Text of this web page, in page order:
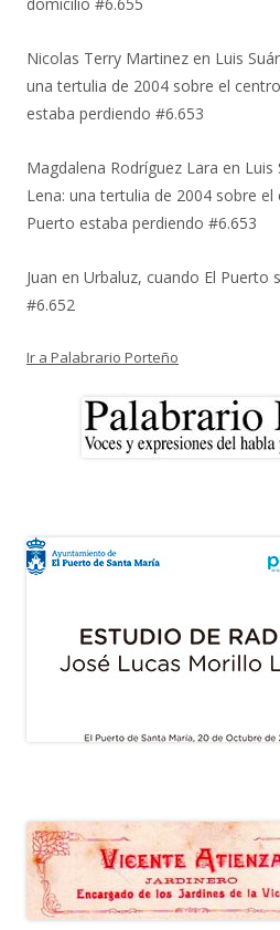
Nicolas Terry Martinez en Luis
una tertulia de 2004 sobre el
estaba perdiendo #6.653
Magdalena Rodríguez Lara en Luis
Lena: una tertulia de 2004 sobre
Puerto estaba perdiendo #6.653
Juan en Urbaluz, cuando El Puerto
#6.652
Ir a Palabrario Porteño